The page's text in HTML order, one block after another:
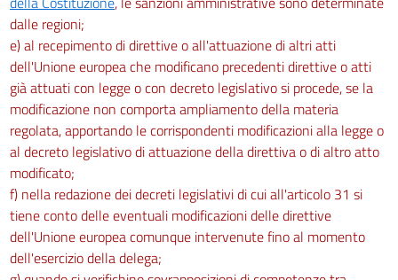
dalle regioni;
e) al recepimento di direttive o all'attuazione di altri atti
dell'Unione europea che modificano precedenti direttive o atti
già attuati con legge o con decreto legislativo si procede, se la
modificazione non comporta ampliamento della materia
regolata, apportando le corrispondenti modificazioni alla legge o
al decreto legislativo di attuazione della direttiva o di altro atto
modificato;
f) nella redazione dei decreti legislativi di cui all'articolo 31 si
tiene conto delle eventuali modificazioni delle direttive
dell'Unione europea comunque intervenute fino al momento
dell'esercizio della delega;